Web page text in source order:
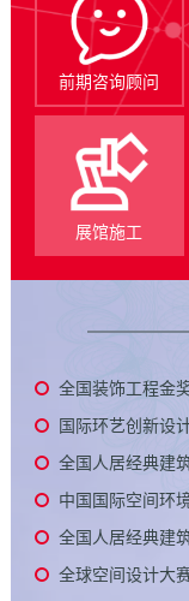
前期咨询顾问
展馆施工
全国装饰工程金
国际环艺创新设
全国人居经典建
中国国际空间环
全国人居经典建
全球空间设计大